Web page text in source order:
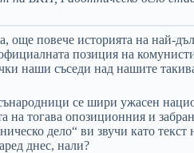
още повече историята на най-
позиция на
наши съседи над нашите
се шири ужасен
на тогава опозиционния и
дело“ ви звучи като
днес, нали?